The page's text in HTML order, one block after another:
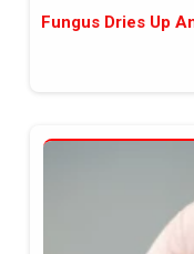
Fungus Dries Up